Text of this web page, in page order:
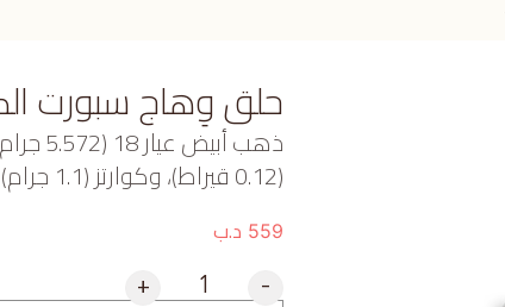
حلق وِهاج سبورت
ذهب
(0.12 قيراط)، وكوارتز (1.1 جرام) تقريبًا.
559 د.ب
-
+